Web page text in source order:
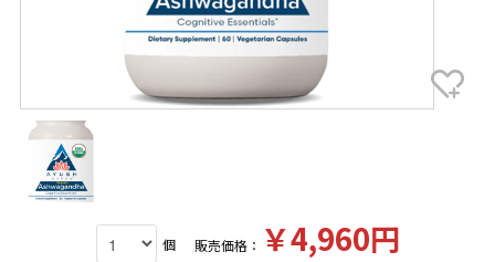
個 販売価格： ￥4,960円